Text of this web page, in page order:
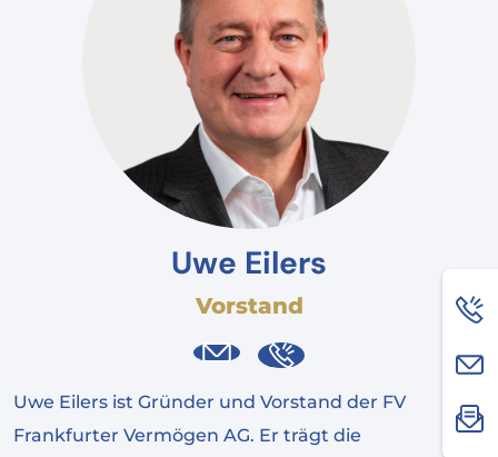
Uwe Eilers
Vorstand
Uwe Eilers ist Gründer und Vorstand der FV
Frankfurter Vermögen AG. Er trägt die